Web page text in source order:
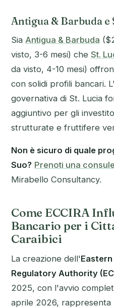
Antigua & Barbuda e
Sia Antigua & Barbuda
visto, 3-6 mesi) che St.
da visto, 4-10 mesi)
con solidi profili bancari.
governativa di St. Lucia
aggiuntivo per gli
strutturate e fruttifere
Non è sicuro di quale
Suo? Prenoti una
Mirabello Consultancy.
Come ECCIRA
Bancario per i
Caraibici
La creazione dell'Eastern
Regulatory Authority
2025, con l'avvio
aprile 2026,